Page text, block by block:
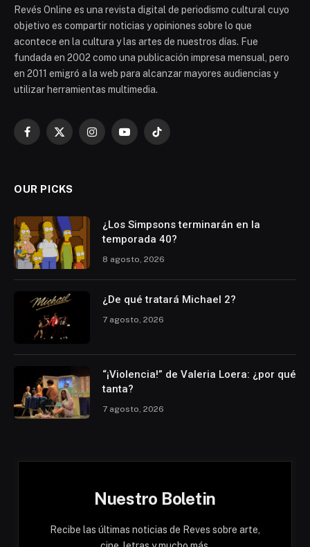
Revés Online es una revista digital de periodismo cultural cuyo
objetivo es compartir noticias y opiniones sobre lo que
acontece en la cultura y las artes de nuestros días. Fue
fundada en 2002 como una publicación impresa mensual, pero
en 2011 emigró a la web para alcanzar mayores audiencias y
utilizar herramientas multimedia.
Facebook
X
InstagramYouTubeTikTok
OUR PICKS
¿Los Simpsons terminarán en la
temporada 40?
8 agosto, 2026
¿De qué tratará Michael 2?
7 agosto, 2026
“¡Violencia!” de Valeria Loera: ¿por qué
tanta?
7 agosto, 2026
Nuestro Boletin
Recibe las últimas noticias de Reves sobre arte,